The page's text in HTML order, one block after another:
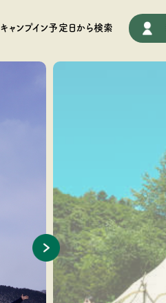
キャンプイン予定日から検索